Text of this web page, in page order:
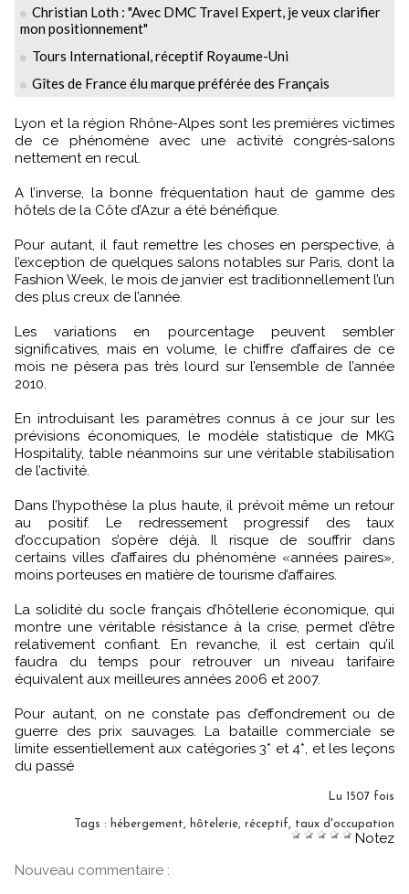
Christian Loth : "Avec DMC Travel Expert, je veux clarifier
mon positionnement"
Tours International, réceptif Royaume-Uni
Gîtes de France élu marque préférée des Français
Lyon et la région Rhône-Alpes sont les premières victimes
de ce phénomène avec une activité congrès-salons
nettement en recul.
A l’inverse, la bonne fréquentation haut de gamme des
hôtels de la Côte d’Azur a été bénéfique.
Pour autant, il faut remettre les choses en perspective, à
l’exception de quelques salons notables sur Paris, dont la
Fashion Week, le mois de janvier est traditionnellement l’un
des plus creux de l’année.
Les variations en pourcentage peuvent sembler
significatives, mais en volume, le chiffre d’affaires de ce
mois ne pèsera pas très lourd sur l’ensemble de l’année
2010.
En introduisant les paramètres connus à ce jour sur les
prévisions économiques, le modèle statistique de MKG
Hospitality, table néanmoins sur une véritable stabilisation
de l’activité.
Dans l’hypothèse la plus haute, il prévoit même un retour
au positif. Le redressement progressif des taux
d’occupation s’opère déjà. Il risque de souffrir dans
certains villes d’affaires du phénomène «années paires»,
moins porteuses en matière de tourisme d’affaires.
La solidité du socle français d’hôtellerie économique, qui
montre une véritable résistance à la crise, permet d’être
relativement confiant. En revanche, il est certain qu’il
faudra du temps pour retrouver un niveau tarifaire
équivalent aux meilleures années 2006 et 2007.
Pour autant, on ne constate pas d’effondrement ou de
guerre des prix sauvages. La bataille commerciale se
limite essentiellement aux catégories 3* et 4*, et les leçons
du passé
Lu 1507 fois
Tags : hébergement, hôtelerie, réceptif, taux d'occupation
Notez
Nouveau commentaire :